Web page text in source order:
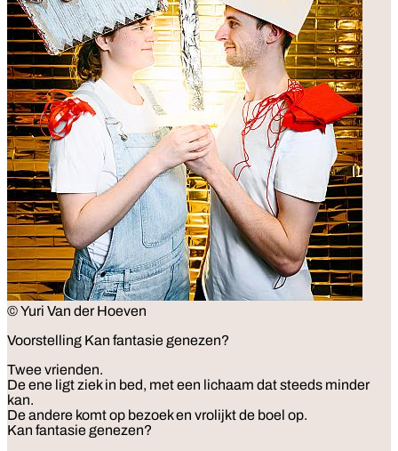
© Yuri Van der Hoeven
Voorstelling Kan fantasie genezen?
Twee vrienden.
De ene ligt ziek in bed, met een lichaam dat steeds minder
kan.
De andere komt op bezoek en vrolijkt de boel op.
Kan fantasie genezen?